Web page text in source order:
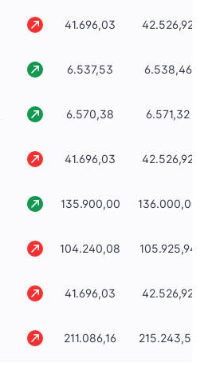
41.696,03 42.526,92
6.537,53 6.538,46
6.570,38 6.571,32
41.696,03 42.526,92
135.900,00 136.000,00
104.240,08 105.925,94
41.696,03 42.526,92
211.086,16 215.243,59